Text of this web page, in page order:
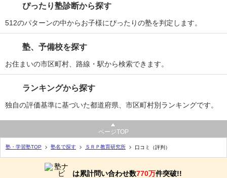
ぴったり塾診断から探す
512のパターンの中からお子様にぴったりの塾を判定します。
塾、予備校を探す
お住まいの市区町村、路線・駅から検索できます。
ランキングから探す
独自の評価基準に基づいた都道府県、市区町村別ランキングです。
ページTOP
塾・学習塾TOP 塾名で探す ＳＲＰ教育研究所 口コミ（評判）
は累計問い合わせ数770万件突破!!